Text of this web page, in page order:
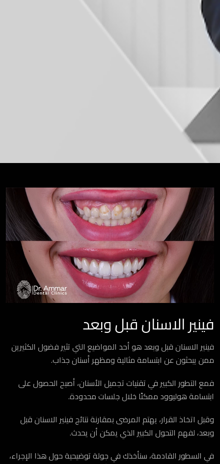
فينير الاسنان قبل وبعد
فينير الاسنان قبل وبعد هو أحد المواضيع التي تثير فضول الكثيرين
ممن يبحثون عن ابتسامة مثالية ومظهر أسنان جذاب.
فمع التطور الكبير في تقنيات تجميل الأسنان، أصبح الحصول على
ابتسامة هوليوود ممكنًا خلال جلسات محدودة.
وقبل اتخاذ القرار، يهتم المرضى بمقارنة نتائج فينير الاسنان قبل
وبعد، لفهم التحول الكبير الذي يمكن أن يحدث.
في السطور القادمة، سنأخذك في جولة توضيحية حول هذا الإجراء،